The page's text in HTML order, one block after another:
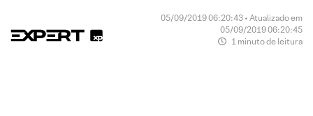
05/09/2019 06:20:43 • Atualizado em
05/09/2019 06:20:45
1 minuto de leitura